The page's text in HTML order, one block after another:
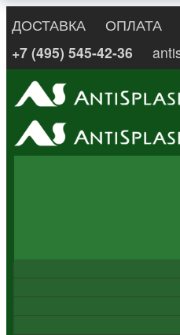
ДОСТАВКА ОПЛАТА
+7 (495) 545-42-36